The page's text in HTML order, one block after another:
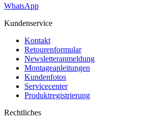
WhatsApp
Kundenservice
Kontakt
Retourenformular
Newsletteranmeldung
Montageanleitungen
Kundenfotos
Servicecenter
Produktregistrierung
Rechtliches